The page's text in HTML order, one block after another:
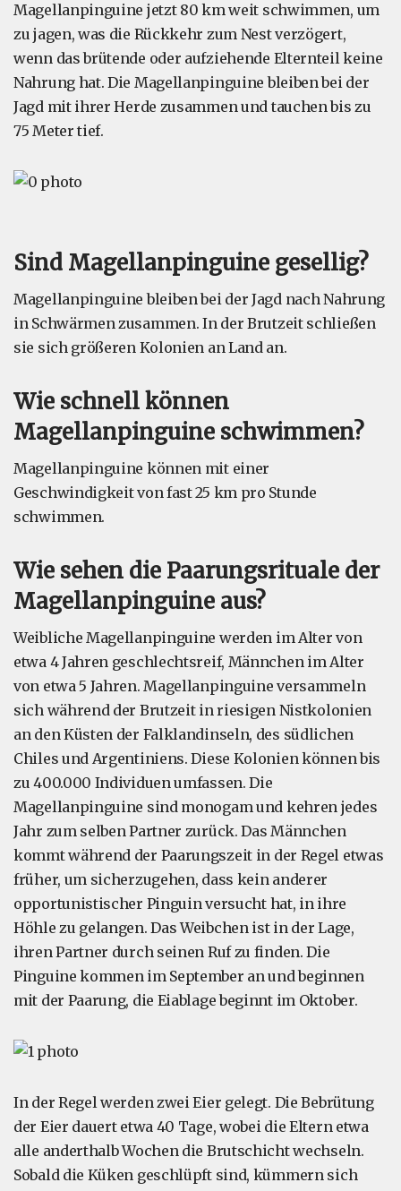
Magellanpinguine jetzt 80 km weit schwimmen, um
zu jagen, was die Rückkehr zum Nest verzögert,
wenn das brütende oder aufziehende Elternteil keine
Nahrung hat. Die Magellanpinguine bleiben bei der
Jagd mit ihrer Herde zusammen und tauchen bis zu
75 Meter tief.
Sind Magellanpinguine gesellig?
Magellanpinguine bleiben bei der Jagd nach Nahrung
in Schwärmen zusammen. In der Brutzeit schließen
sie sich größeren Kolonien an Land an.
Wie schnell können
Magellanpinguine schwimmen?
Magellanpinguine können mit einer
Geschwindigkeit von fast 25 km pro Stunde
schwimmen.
Wie sehen die Paarungsrituale der
Magellanpinguine aus?
Weibliche Magellanpinguine werden im Alter von
etwa 4 Jahren geschlechtsreif, Männchen im Alter
von etwa 5 Jahren. Magellanpinguine versammeln
sich während der Brutzeit in riesigen Nistkolonien
an den Küsten der Falklandinseln, des südlichen
Chiles und Argentiniens. Diese Kolonien können bis
zu 400.000 Individuen umfassen. Die
Magellanpinguine sind monogam und kehren jedes
Jahr zum selben Partner zurück. Das Männchen
kommt während der Paarungszeit in der Regel etwas
früher, um sicherzugehen, dass kein anderer
opportunistischer Pinguin versucht hat, in ihre
Höhle zu gelangen. Das Weibchen ist in der Lage,
ihren Partner durch seinen Ruf zu finden. Die
Pinguine kommen im September an und beginnen
mit der Paarung, die Eiablage beginnt im Oktober.
In der Regel werden zwei Eier gelegt. Die Bebrütung
der Eier dauert etwa 40 Tage, wobei die Eltern etwa
alle anderthalb Wochen die Brutschicht wechseln.
Sobald die Küken geschlüpft sind, kümmern sich